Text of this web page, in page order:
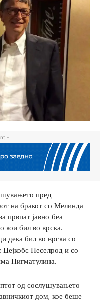
-
пред
на бракот со Мелинда
првпат јавно беа
кои бил во врска.
дека бил во врска со
Неселрод и со
Нигматулина.
од сослушувањето
дом, кое беше